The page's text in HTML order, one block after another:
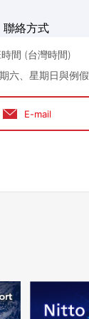
聯絡方式
時間 (台灣時間)
六、星期日與例
E-mail